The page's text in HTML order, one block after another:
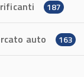
187
auto 163